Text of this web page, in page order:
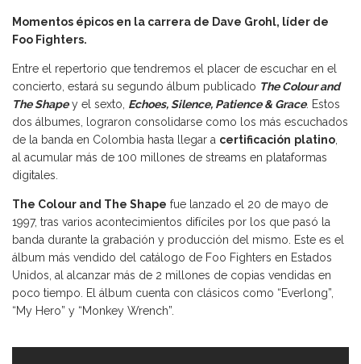
Momentos épicos en la carrera de Dave Grohl, líder de
Foo Fighters.
Entre el repertorio que tendremos el placer de escuchar en el
concierto, estará su segundo álbum publicado The Colour and
The Shapey el sexto, Echoes, Silence, Patience & Grace. Estos
dos álbumes, lograron consolidarse como los más escuchados
de la banda en Colombia hasta llegar a certificación platino
al acumular más de 100 millones de streams en plataformas
digitales.
The Colour and The Shape fue lanzado el 20 de mayo de
1997, tras varios acontecimientos difíciles por los que pasó la
banda durante la grabación y producción del mismo. Este es el
álbum más vendido del catálogo de Foo Fighters en Estados
Unidos, al alcanzar más de 2 millones de copias vendidas en
poco tiempo. El álbum cuenta con clásicos como “Everlong”,
“My Hero” y “Monkey Wrench”.